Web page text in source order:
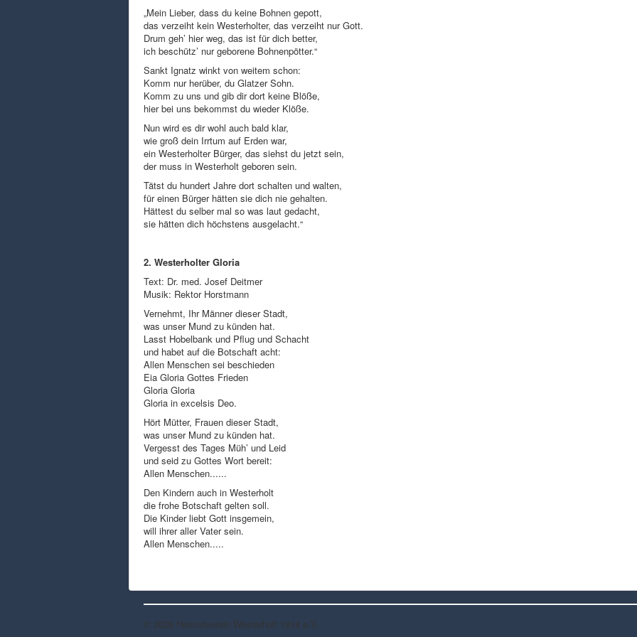
„Mein Lieber, dass du keine Bohnen gepott,
das verzeiht kein Westerholter, das verzeiht nur Gott.
Drum geh’ hier weg, das ist für dich better,
ich beschütz’ nur geborene Bohnenpötter.“
Sankt Ignatz winkt von weitem schon:
Komm nur herüber, du Glatzer Sohn.
Komm zu uns und gib dir dort keine Blöße,
hier bei uns bekommst du wieder Klöße.
Nun wird es dir wohl auch bald klar,
wie groß dein Irrtum auf Erden war,
ein Westerholter Bürger, das siehst du jetzt sein,
der muss in Westerholt geboren sein.
Tätst du hundert Jahre dort schalten und walten,
für einen Bürger hätten sie dich nie gehalten.
Hättest du selber mal so was laut gedacht,
sie hätten dich höchstens ausgelacht.“
2. Westerholter Gloria
Text: Dr. med. Josef Deitmer
Musik: Rektor Horstmann
Vernehmt, Ihr Männer dieser Stadt,
was unser Mund zu künden hat.
Lasst Hobelbank und Pflug und Schacht
und habet auf die Botschaft acht:
Allen Menschen sei beschieden
Eia Gloria Gottes Frieden
Gloria Gloria
Gloria in excelsis Deo.
Hört Mütter, Frauen dieser Stadt,
was unser Mund zu künden hat.
Vergesst des Tages Müh’ und Leid
und seid zu Gottes Wort bereit:
Allen Menschen......
Den Kindern auch in Westerholt
die frohe Botschaft gelten soll.
Die Kinder liebt Gott insgemein,
will ihrer aller Vater sein.
Allen Menschen.....
© 2026 Heimatverein Westerholt 1914 e.V.